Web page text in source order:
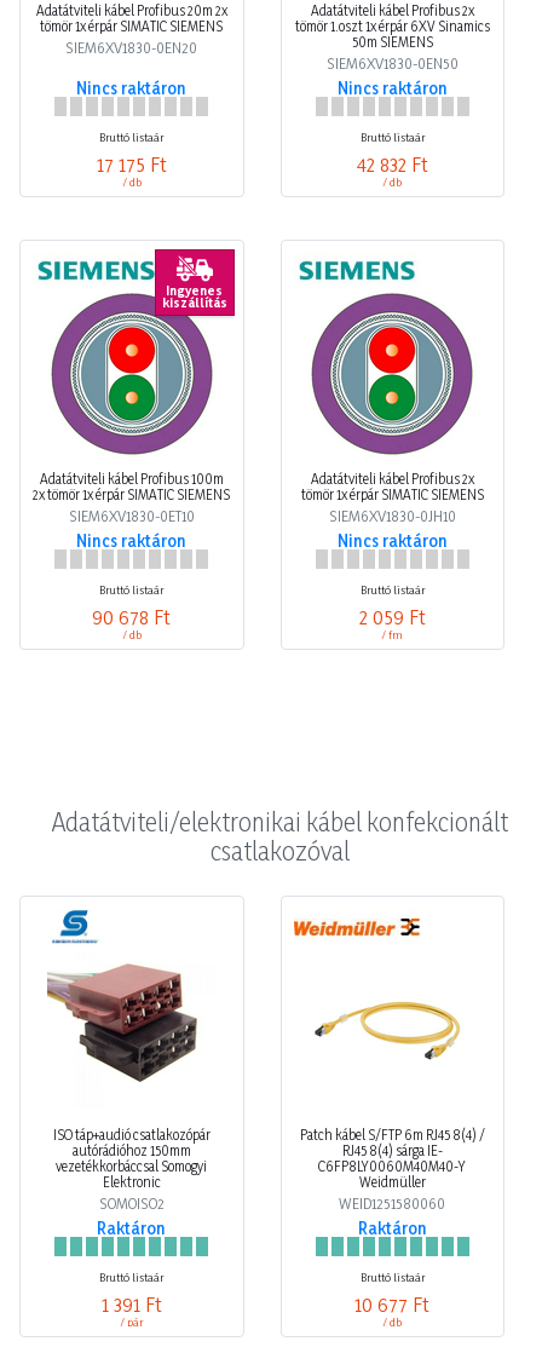
Adatátviteli kábel Profibus 20m 2x
tömör 1x érpár SIMATIC SIEMENS
SIEM6XV1830-0EN20
Nincs raktáron
Bruttó listaár
17 175 Ft
/ db
Adatátviteli kábel Profibus 2x
tömör 1.oszt 1x érpár 6XV Sinamics
50m SIEMENS
SIEM6XV1830-0EN50
Nincs raktáron
Bruttó listaár
42 832 Ft
/ db
Ingyenes
kiszállítás
Adatátviteli kábel Profibus 100m
2x tömör 1x érpár SIMATIC SIEMENS
SIEM6XV1830-0ET10
Nincs raktáron
Bruttó listaár
90 678 Ft
/ db
Adatátviteli kábel Profibus 2x
tömör 1x érpár SIMATIC SIEMENS
SIEM6XV1830-0JH10
Nincs raktáron
Bruttó listaár
2 059 Ft
/ fm
Adatátviteli/elektronikai kábel konfekcionált
csatlakozóval
ISO táp+audió csatlakozópár
autórádióhoz 150mm
vezetékkorbáccsal Somogyi
Elektronic
SOMOISO2
Raktáron
Bruttó listaár
1 391 Ft
/ pár
Patch kábel S/FTP 6m RJ45 8(4) /
RJ45 8(4) sárga IE-
C6FP8LY0060M40M40-Y
Weidmüller
WEID1251580060
Raktáron
Bruttó listaár
10 677 Ft
/ db